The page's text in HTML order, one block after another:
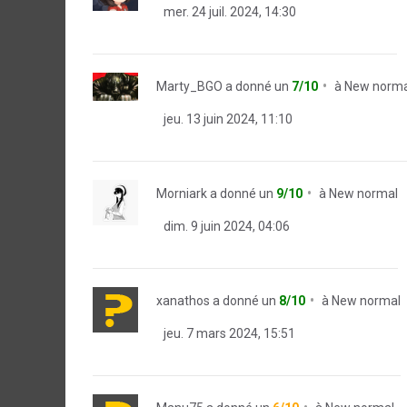
mer. 24 juil. 2024, 14:30
Marty_BGO a donné un 7/10 à New
jeu. 13 juin 2024, 11:10
Morniarka donné un 9/10 à New normal
dim. 9 juin 2024, 04:06
xanathos a donné un 8/10 à New normal
jeu. 7 mars 2024, 15:51